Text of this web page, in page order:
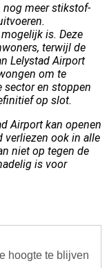
meer stikstof-
is. Deze
terwijl de
Lelystad Airport
om te
sector en stoppen
op slot.
Airport kan openen
verliezen ook in alle
niet op tegen de
is voor
hoogte te blijven